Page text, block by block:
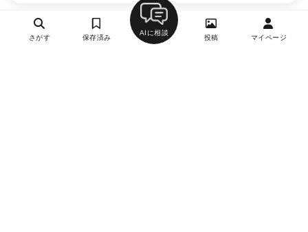
さがす 保存済み
AIに相談
投稿 マイページ